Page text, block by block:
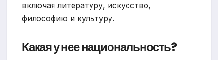
включая литературу, искусство,
философию и культуру.
Какая у нее национальность?